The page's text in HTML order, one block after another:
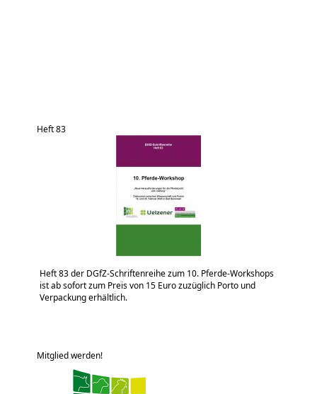
Heft 83
Heft 83 der DGfZ-Schriftenreihe zum 10. Pferde-Workshops
ist ab sofort zum Preis von 15 Euro zuzüglich Porto und
Verpackung erhältlich.
Mitglied werden!